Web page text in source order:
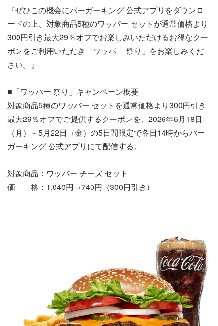
『ぜひこの機会にバーガーキング 公式アプリをダウンロ
ードの上、対象商品5種のワッパー セットが通常価格より
300円引き最大29％オフでお楽しみいただけるお得なクー
ポンをご利用いただき「ワッパー 祭り」をお楽しみくだ
さい。』
■「ワッパー 祭り」キャンペーン概要
対象商品5種のワッパー セットを通常価格より300円引き
最大29％オフでご提供するクーポンを、2026年5月18日
（月）～5月22日（金）の5日間限定で各日14時からバー
ガーキング 公式アプリにて配信する。
対象商品：ワッパー チーズ セット
価 格：1,040円→740円（300円引き）